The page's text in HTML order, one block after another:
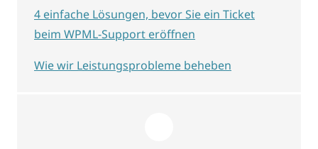
4 einfache Lösungen, bevor Sie ein Ticket
beim WPML-Support eröffnen
Wie wir Leistungsprobleme beheben